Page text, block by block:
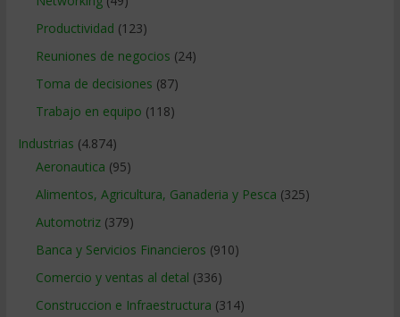
Productividad (123)
Reuniones de negocios (24)
Toma de decisiones (87)
Trabajo en equipo (118)
Industrias (4.874)
Aeronautica (95)
Alimentos, Agricultura, Ganaderia y Pesca (325)
Automotriz(379)
Banca y Servicios Financieros (910)
Comercio y ventas al detal (336)
Construccion e Infraestructura (314)